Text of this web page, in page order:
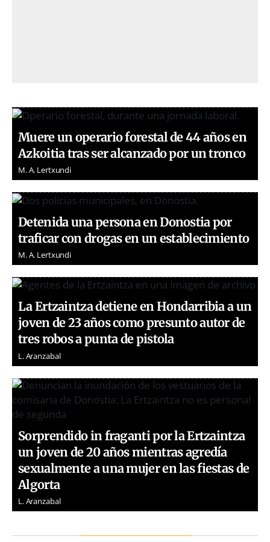
Muere un operario forestal de 44 años en
Azkoitia tras ser alcanzado por un tronco
M. A. Lertxundi
Detenida una persona en Donostia por
traficar con drogas en un establecimiento
M. A. Lertxundi
La Ertzaintza detiene en Hondarribia a un
joven de 23 años como presunto autor de
tres robos a punta de pistola
L. Aranzabal
Sorprendido in fraganti por la Ertzaintza
un joven de 20 años mientras agredía
sexualmente a una mujer en las fiestas de
Algorta
L. Aranzabal